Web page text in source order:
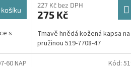
s
227 Kč bez DPH
275 Kč
Tmavě hnědá kožená kapsa
pružinou 519-7708-47
60 NAP Kód: